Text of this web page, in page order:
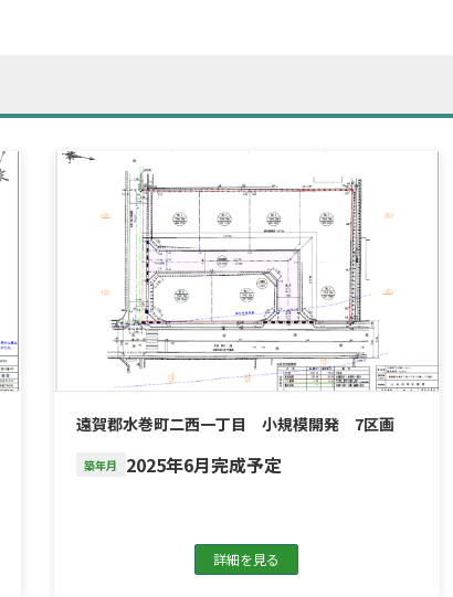
遠賀郡水巻町二西一丁目 小規模開発 7区画
築年月 2025年6月完成予定
詳細を見る